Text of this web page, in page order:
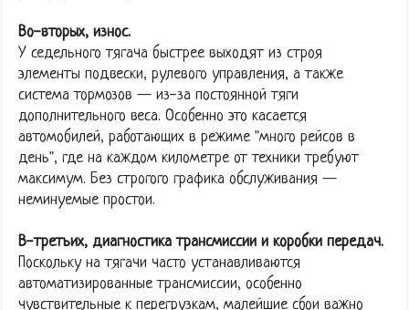
Во-вторых, износ.
У седельного тягача быстрее выходят из строя
элементы подвески, рулевого управления, а также
система тормозов — из-за постоянной тяги
дополнительного веса. Особенно это касается
автомобилей, работающих в режиме "много рейсов в
день", где на каждом километре от техники требуют
максимум. Без строгого графика обслуживания —
неминуемые простои.
В-третьих, диагностика трансмиссии и коробки передач.
Поскольку на тягачи часто устанавливаются
автоматизированные трансмиссии, особенно
чувствительные к перегрузкам, малейшие сбои важно